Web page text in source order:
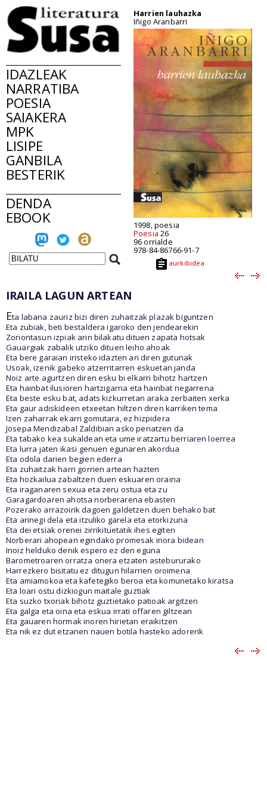
IDAZLEAK
NARRATIBA
POESIA
SAIAKERA
MPK
LISIPE
GANBILA
BESTERIK
DENDA
EBOOK
Harrien lauhazka
Iñigo Aranbarri
1998, poesia
Poesia 26
96 orrialde
978-84-86766-91-7
aurkibidea
IRAILA LAGUN ARTEAN
Eta labana zauriz bizi diren zuhaitzak plazak biguntzen
Eta zubiak, beti bestaldera igaroko den jendearekin
Zoriontasun izpiak arin bilakatu dituen zapata hotsak
Gauargiak zabalik utziko dituen leiho ahoak
Eta bere garaian iristeko idazten ari diren gutunak
Usoak, izenik gabeko atzerritarren eskuetan janda
Noiz arte agurtzen diren esku bi elkarri bihotz hartzen
Eta hainbat ilusioren hartzigarria eta hainbat negarrena
Eta beste esku bat, adats kizkurretan araka zerbaiten xerka
Eta gaur adiskideen etxeetan hiltzen diren karriken tema
Izen zaharrak ekarri gomutara, ez hizpidera
Josepa Mendizabal Zaldibian asko penatzen da
Eta tabako kea sukaldean eta ume iratzartu berriaren loerrea
Eta lurra jaten ikasi genuen egunaren akordua
Eta odola darien begien ederra
Eta zuhaitzak harri gorrien artean hazten
Eta hozkailua zabaltzen duen eskuaren oraina
Eta iraganaren sexua eta zeru ostua eta zu
Garagardoaren ahotsa norberarena ebasten
Pozerako arrazoirik dagoen galdetzen duen behako bat
Eta arinegi dela eta itzuliko garela eta etorkizuna
Eta dei etsiak orenei zirrikituetatik ihes egiten
Norberari ahopean egindako promesak inora bidean
Inoiz helduko denik espero ez den eguna
Barometroaren orratza onera etzaten astebururako
Harrezkero bisitatu ez ditugun hilarrien oroimena
Eta amiamokoa eta kafetegiko beroa eta komunetako kiratsa
Eta loari ostu dizkiogun maitale guztiak
Eta suzko txoriak bihotz guztietako patioak argitzen
Eta galga eta oina eta eskua irrati offaren giltzean
Eta gauaren hormak inoren hirietan eraikitzen
Eta nik ez dut etzanen nauen botila hasteko adorerik